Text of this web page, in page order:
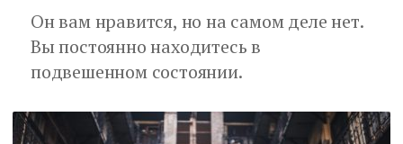
Он вам нравится, но на самом деле нет.
Вы постоянно находитесь в
подвешенном состоянии.